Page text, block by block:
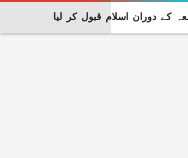
کے دوران اسلام قبول کر لیا